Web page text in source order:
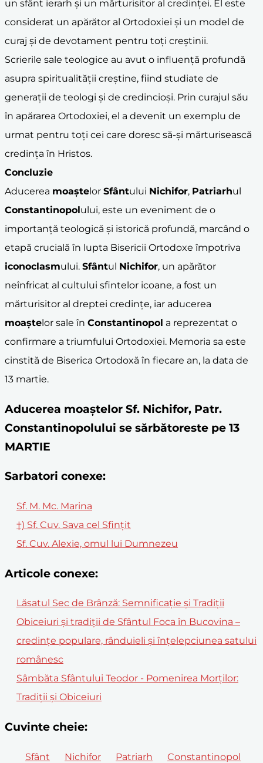
un sfânt ierarh și un mărturisitor al credinței. El este
considerat un apărător al Ortodoxiei și un model de
curaj și de devotament pentru toți creștinii.
Scrierile sale teologice au avut o influență profundă
asupra spiritualității creștine, fiind studiate de
generații de teologi și de credincioși. Prin curajul său
în apărarea Ortodoxiei, el a devenit un exemplu de
urmat pentru toți cei care doresc să-și mărturisească
credința în Hristos.
Concluzie
Aducerea moaștelor Sfântului Nichifor, Patriarhul
Constantinopolului, este un eveniment de o
importanță teologică și istorică profundă, marcând o
etapă crucială în lupta Bisericii Ortodoxe împotriva
iconoclasmului. Sfântul Nichifor, un apărător
neînfricat al cultului sfintelor icoane, a fost un
mărturisitor al dreptei credințe, iar aducerea
moaștelor sale în Constantinopol a reprezentat o
confirmare a triumfului Ortodoxiei. Memoria sa este
cinstită de Biserica Ortodoxă în fiecare an, la data de
13 martie.
Aducerea moaştelor Sf. Nichifor, Patr.
Constantinopolului se sărbătoreste pe 13
MARTIE
Sarbatori conexe:
Sf. M. Mc. Marina
†) Sf. Cuv. Sava cel Sfințit
Sf. Cuv. Alexie, omul lui Dumnezeu
Articole conexe:
Lăsatul Sec de Brânză: Semnificație și Tradiții
Obiceiuri și tradiții de Sfântul Foca în Bucovina –
credințe populare, rânduieli și înțelepciunea satului
românesc
Sâmbăta Sfântului Teodor - Pomenirea Morților:
Tradiții și Obiceiuri
Cuvinte cheie:
Sfânt Nichifor Patriarh Constantinopol